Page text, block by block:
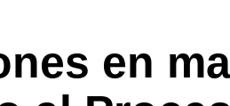
en